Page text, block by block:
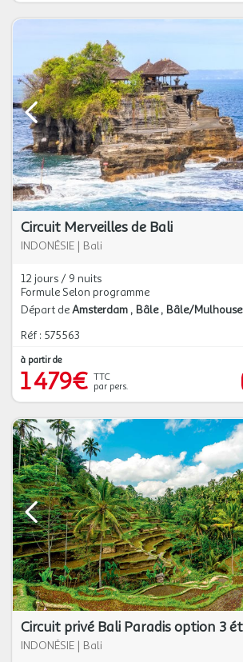
Circuit Merveilles de Bali
INDONÉSIE | Bali
12 jours / 9 nuits
Formule Selon programme
Départ deAmsterdam Bâle Bâle/Mulhouse
Réf : 575563
à partir de
1 479€ TTC
par pers.
Circuit privé Bali Paradis option 3
INDONÉSIE | Bali